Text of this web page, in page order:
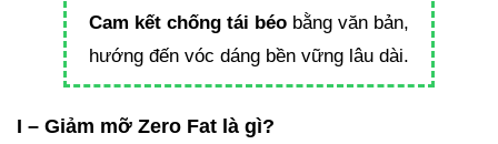
Cam kết chống tái béo bằng văn bản,
hướng đến vóc dáng bền vững lâu dài.
I – Giảm mỡ Zero Fat là gì?